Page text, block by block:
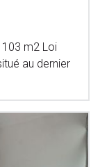
m2 Loi
au dernier